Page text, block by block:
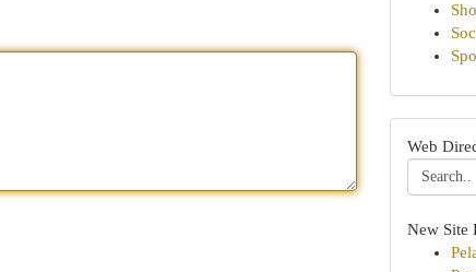
Web
New Site